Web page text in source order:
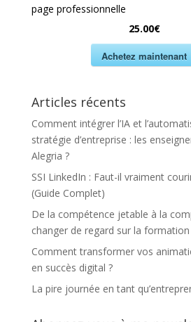
page professionnelle
25.00€
Achetez maintenant
Articles récents
Comment intégrer l’IA et
stratégie d’entreprise : les
Alegria ?
SSI LinkedIn : Faut-il vraiment
(Guide Complet)
De la compétence jetable à la
changer de regard sur la formation
Comment transformer vos
en succès digital ?
La pire journée en tant